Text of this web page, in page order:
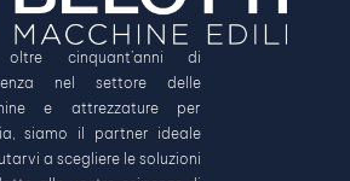
cinquant’anni di
nel settore delle
e attrezzature per
siamo il partner ideale
a scegliere le soluzioni